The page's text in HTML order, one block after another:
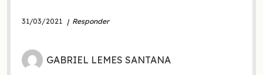
31/03/2021 Responder
GABRIEL LEMES SANTANA